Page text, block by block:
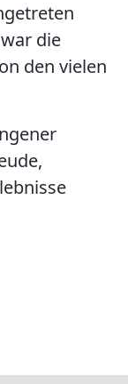
die
den vielen